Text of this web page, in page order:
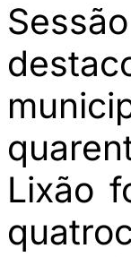
Lixão